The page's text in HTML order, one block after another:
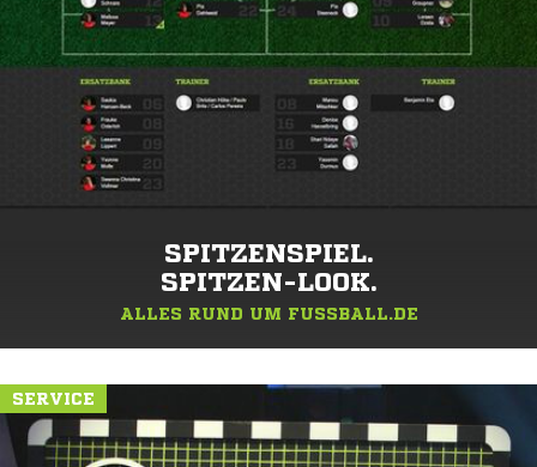
SPITZENSPIEL.
SPITZEN-LOOK.
ALLES RUND UM FUSSBALL.DE
SERVICE